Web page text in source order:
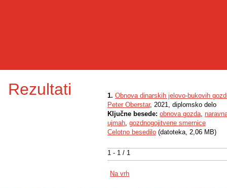
Rezultati
1 - 1 / 1
1. Obnova dinarskih jelovo-bukovih
Peter Oberstar, 2021, diplomsko delo
Ključne besede: obnova gozda,
ujmah, gozdnogojitvene smernice
Celotno besedilo (datoteka, 2,06 MB)
Na vrh